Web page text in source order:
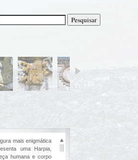
mais enigmática
uma Harpia,
humana e corpo